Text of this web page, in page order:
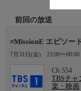
前回の放送
≠MissionE エピソー
7月31日(金) 23:00〜00:00
Ch.554
TBSチャ
楽・映画